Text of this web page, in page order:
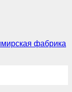
фабрика